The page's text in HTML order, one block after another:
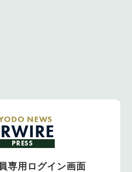
NEWS
PRESS
専用ログイン画面